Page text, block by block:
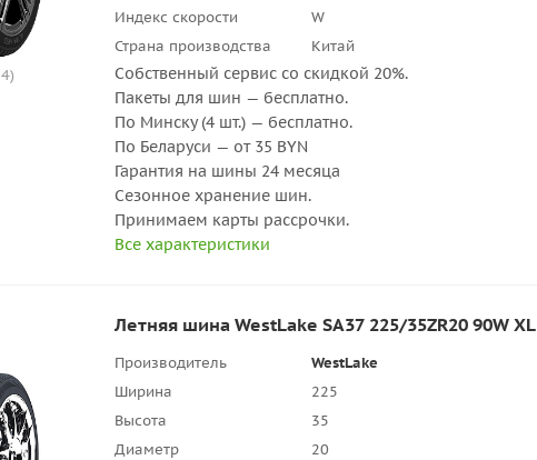
Индекс скорости
W
Страна производства
Китай
Собственный сервис со скидкой 20%.
Пакеты для шин — бесплатно.
По Минску (4 шт.) — бесплатно.
По Беларуси — от 35 BYN
Гарантия на шины 24 месяца
Сезонное хранение шин.
Принимаем карты рассрочки.
Все характеристики
Летняя шина WestLake SA37 225/35ZR20 90W XL
Производитель
WestLake
Ширина
225
Высота
35
Диаметр
20